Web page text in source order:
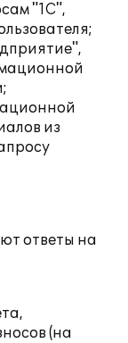
"1С",
из
ответы на
(на